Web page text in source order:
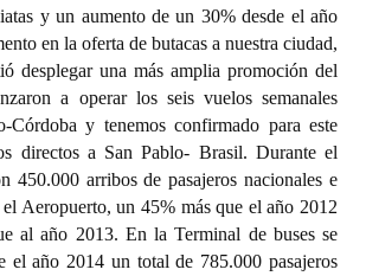
y un aumento de un 30% desde el año
en la oferta de butacas a nuestra ciudad,
desplegar una más amplia promoción del
a operar los seis vuelos semanales
Córdoba y tenemos confirmado para este
directos a San Pablo- Brasil. Durante el
450.000 arribos de pasajeros nacionales e
Aeropuerto, un 45% más que el año 2012
al año 2013. En la Terminal de buses se
el año 2014 un total de 785.000 pasajeros